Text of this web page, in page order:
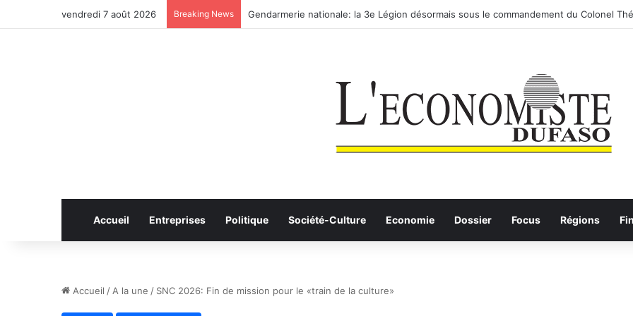
vendredi 7 août 2026 Breaking News Anhui: le pont routier-ferroviaire sur le Yangtsé de Ma’anshan entre dans la phase
Accueil Entreprises Politique Société-Culture Economie Dossier Focus Régions
Accueil / A la une / SNC 2026: Fin de mission pour le «train de la culture»